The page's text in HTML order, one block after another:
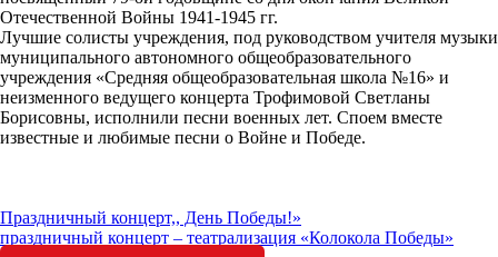
Отечественной Войны 1941-1945 гг.
Лучшие солисты учреждения, под руководством учителя музыки
муниципального автономного общеобразовательного
учреждения «Средняя общеобразовательная школа №16» и
неизменного ведущего концерта Трофимовой Светланы
Борисовны, исполнили песни военных лет. Споем вместе
известные и любимые песни о Войне и Победе.
Праздничный концерт,, День Победы!»
праздничный концерт – театрализация «Колокола Победы»